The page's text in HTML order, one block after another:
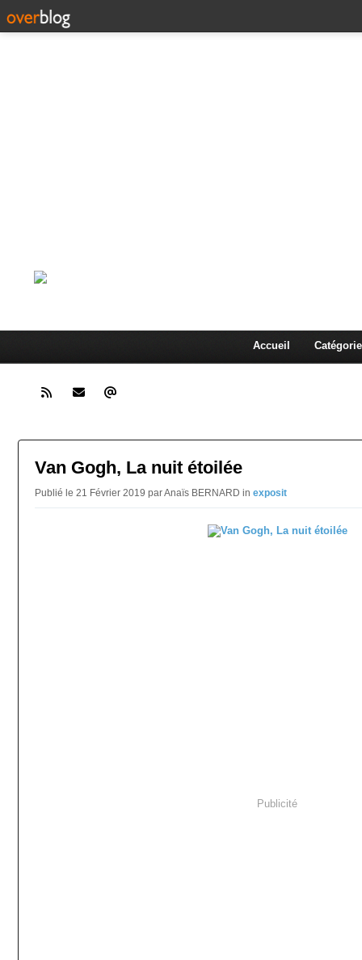
Accueil
Van Gogh, La nuit étoilée
Publié le 21 Février 2019 par Anaïs BERNARD in exposit
Publicité